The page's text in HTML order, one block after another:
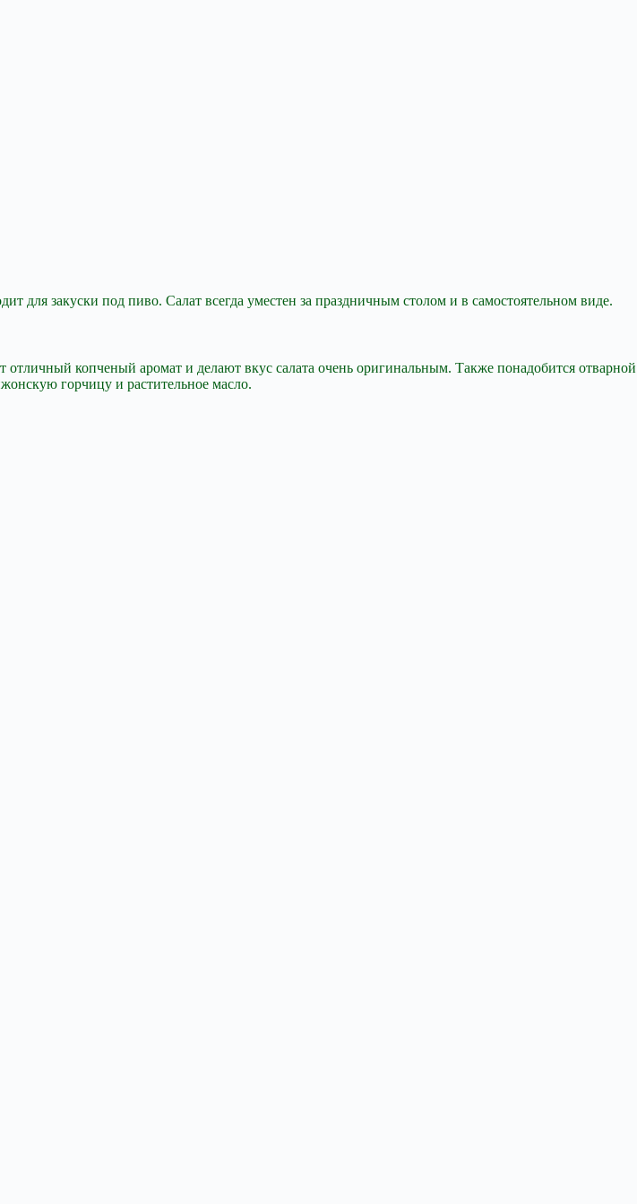
для закуски под пиво. Салат всегда уместен за праздничным столом и в самостоятельном виде.
копченый аромат и делают вкус салата очень оригинальным. Также понадобится отварной
горчицу и растительное масло.